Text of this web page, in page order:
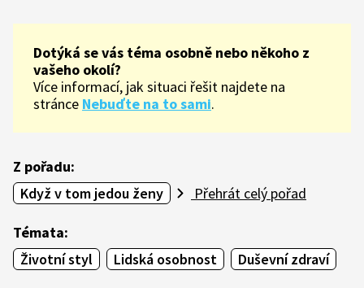
Dotýká se vás téma osobně nebo někoho z
vašeho okolí?
Více informací, jak situaci řešit najdete na
stránce Nebuďte na to sami.
Z pořadu:
Když v tom jedou ženy
Přehrát celý pořad
Témata:
Životní styl
Lidská osobnost Duševní zdraví